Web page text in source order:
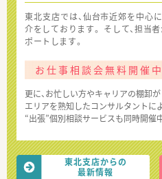
東北支店では、仙台市近郊を中心
介をしております。 そして、担当
ポートします。
お仕事相談会無料開催中
更に、お忙しい方やキャリアの棚卸
エリアを熟知したコンサルタントによ
“出張”個別相談サービスも同時開催
東北支店からの
最新情報